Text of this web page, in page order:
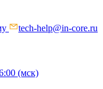
tech-help@in-core.ru
(мск)